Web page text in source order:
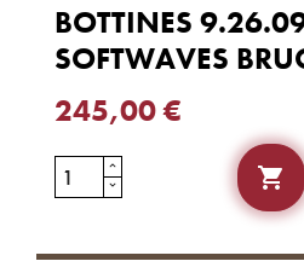
BOTTINES
SOFTWAVES
245,00 €
